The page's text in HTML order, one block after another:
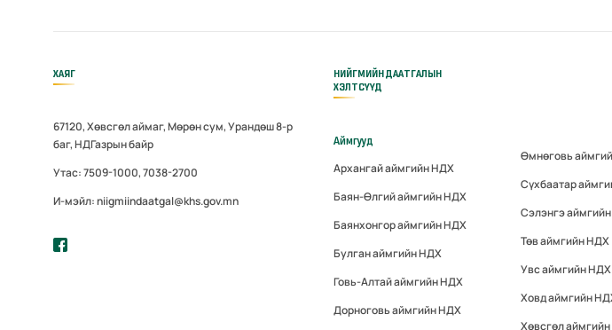
ХАЯГ
67120, Хөвсгөл аймаг, Мөрөн сум, Урандөш 8-р
баг, НДГазрын байр
Утас: 7509-1000, 7038-2700
И-мэйл: niigmiindaatgal@khs.gov.mn
НИЙГМИЙН ДААТГАЛЫН
ХЭЛТСҮҮД
Аймгууд
Архангай аймгийн НДХ
Баян-Өлгий аймгийн НДХ
Баянхонгор аймгийн НДХ
Булган аймгийн НДХ
Говь-Алтай аймгийн НДХ
Дорноговь аймгийн НДХ
Өмнөговь
Сүхбаатар
Сэлэнгэ
Төв аймгийн НДХ
Увс аймгийн НДХ
Ховд аймгийн
Хөвсгөл